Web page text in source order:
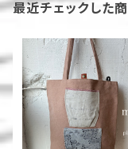
最近チェックした